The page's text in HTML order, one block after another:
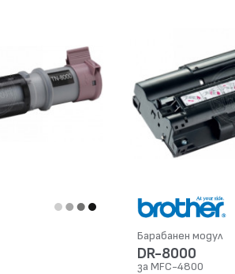
Барабанен модул
DR-8000
за MFC-4800